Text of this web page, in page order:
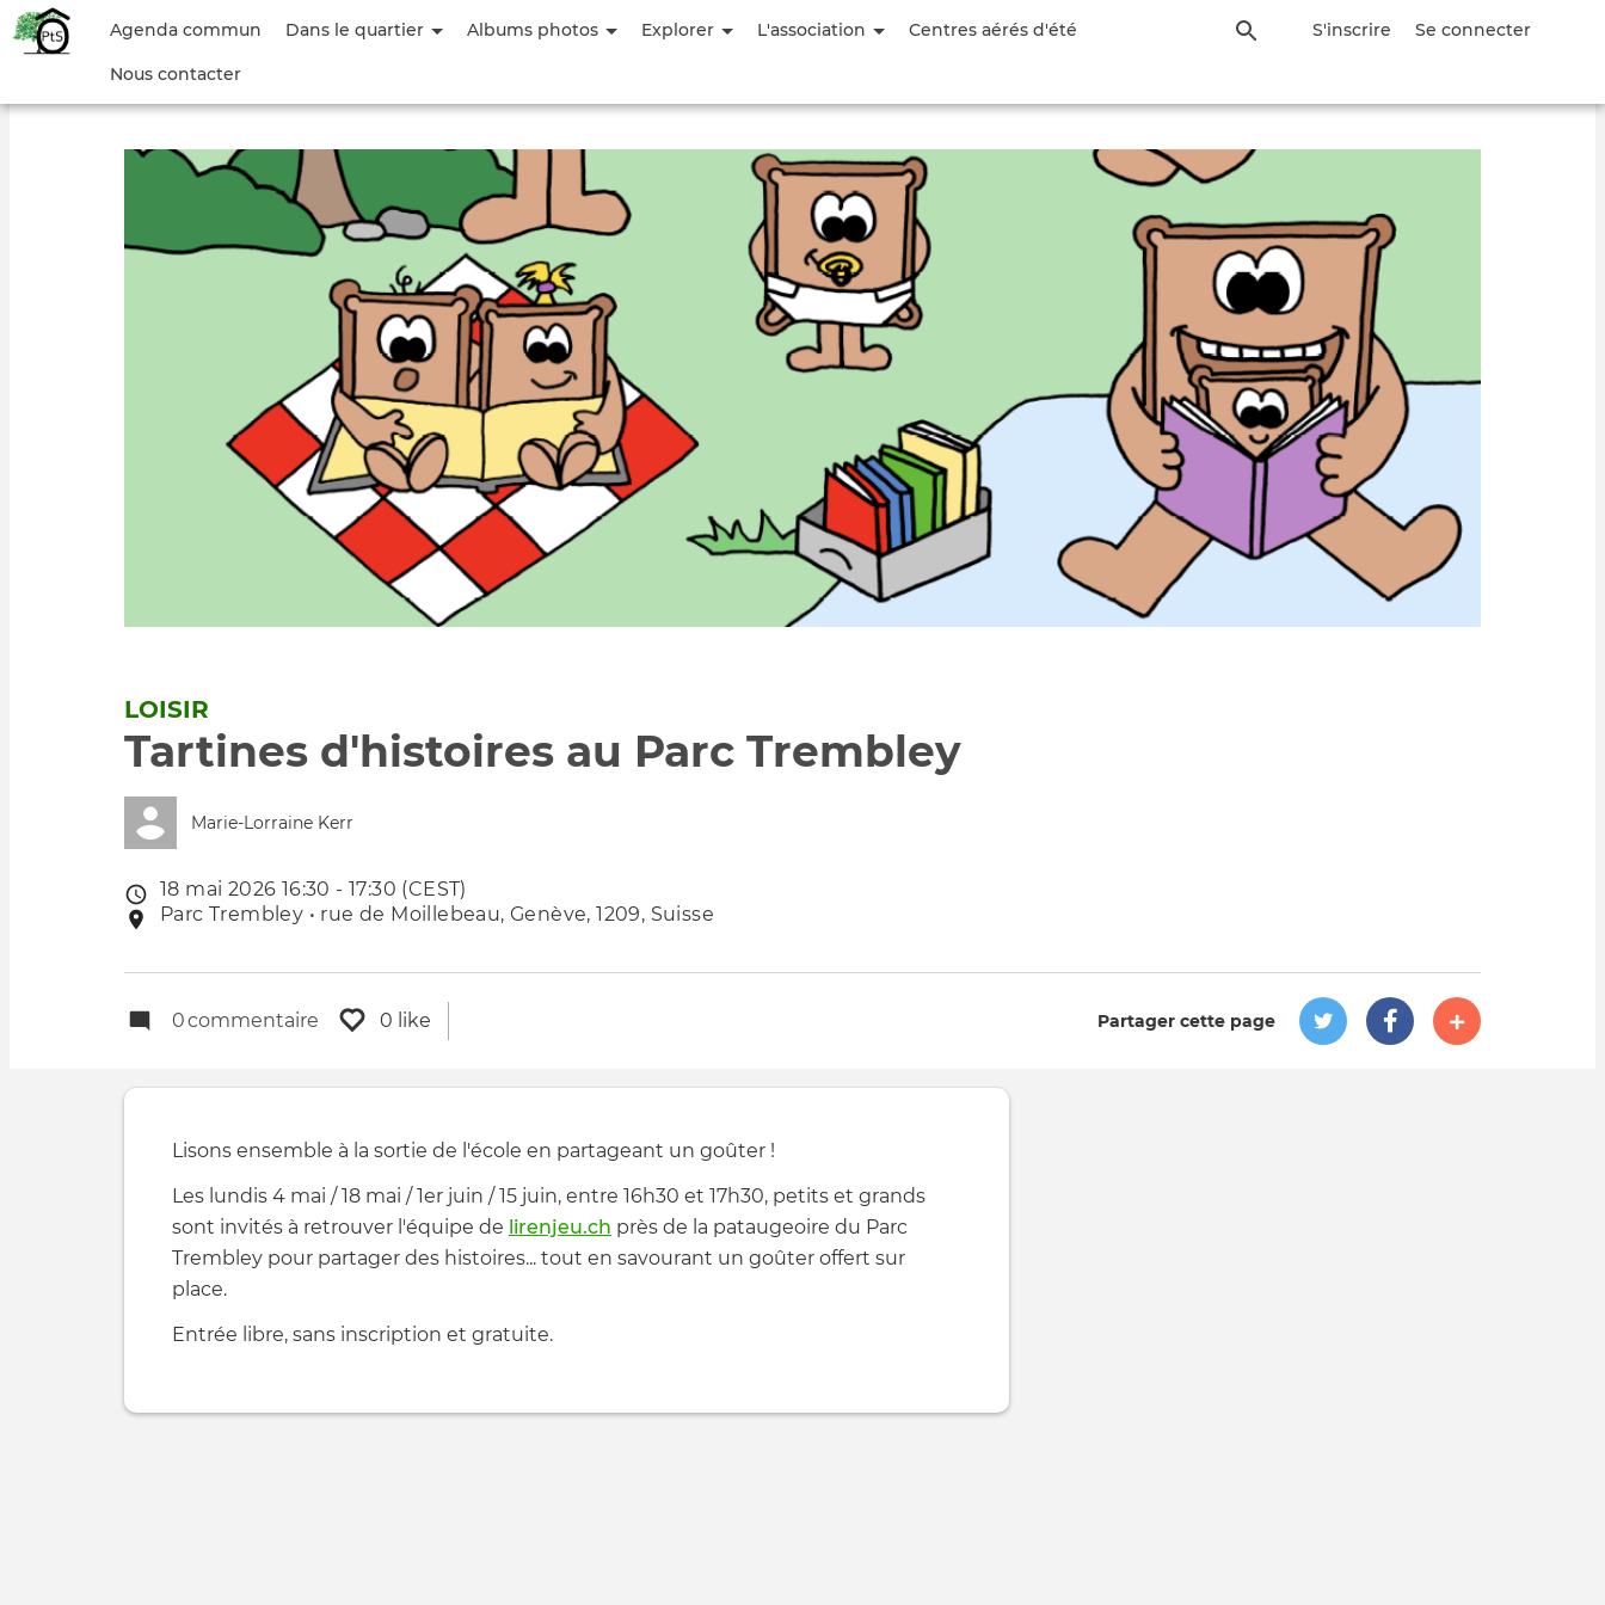
Aller
principal
Menu
compte
S'inscrire Se connecter
Agenda commun Dans le quartier Albums photos Explorer L'association Centres aérés d'été
Nous contacter
LOISIR
Tartines d'histoires au Parc Trembley
Marie-Lorraine Kerr
Date
de
18 mai 2026 16:30 - 17:30 (CEST)
Lieu
Parc Trembley • rue de Moillebeau, Genève, 1209, Suisse
0commentaire 0 like Partager cette page
Lisons ensemble à la sortie de l'école en partageant un goûter !
Les lundis 4 mai / 18 mai / 1er juin / 15 juin, entre 16h30 et 17h30, petits et grands
sont invités à retrouver l'équipe de lirenjeu.ch près de la pataugeoire du Parc
Trembley pour partager des histoires... tout en savourant un goûter offert sur
place.
Entrée libre, sans inscription et gratuite.